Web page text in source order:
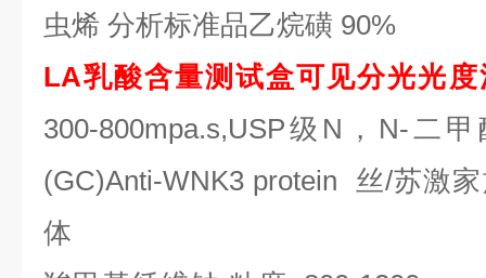
虫烯 分析标准品乙烷磺 90%
LA乳酸含量测试盒可见分光光度
300-800mpa.s,USP级N，N-二
(GC)Anti-WNK3 protein 丝/苏激
体